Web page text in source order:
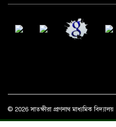
© 2026 সাতক্ষীরা প্রাণনাথ মাধ্যমিক বিদ্যালয়